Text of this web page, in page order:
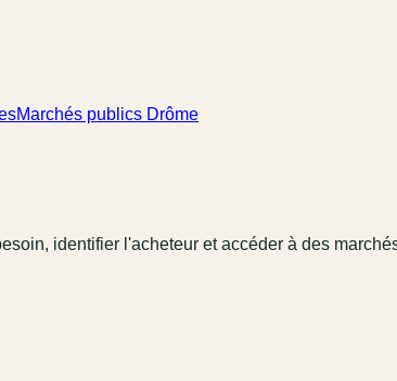
Marchés publics Drôme
identifier l'acheteur et accéder à des